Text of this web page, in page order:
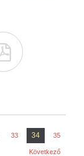
33 34 35
Következő